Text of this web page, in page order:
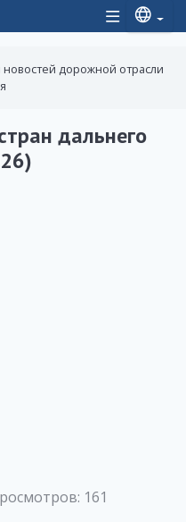
дорожной отрасли
дальнего
161